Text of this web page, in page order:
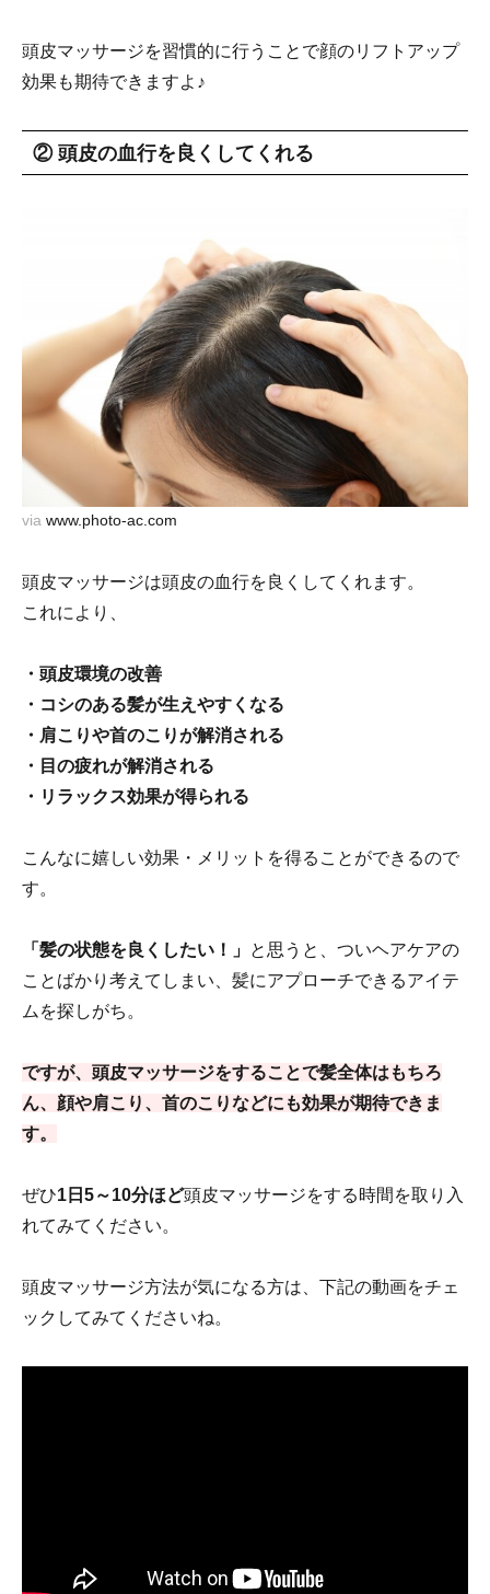
頭皮マッサージを習慣的に行うことで顔のリフトアップ
効果も期待できますよ♪
② 頭皮の血行を良くしてくれる
via www.photo-ac.com
頭皮マッサージは頭皮の血行を良くしてくれます。
これにより、
・頭皮環境の改善
・コシのある髪が生えやすくなる
・肩こりや首のこりが解消される
・目の疲れが解消される
・リラックス効果が得られる
こんなに嬉しい効果・メリットを得ることができるので
す。
「髪の状態を良くしたい！」 と思うと、ついヘアケアの
ことばかり考えてしまい、髪にアプローチできるアイテ
ムを探しがち。
ですが、頭皮マッサージをすることで髪全体はもちろ
ん、顔や肩こり、首のこりなどにも効果が期待できま
す。
ぜひ1日5～10分ほど頭皮マッサージをする時間を取り入
れてみてください。
頭皮マッサージ方法が気になる方は、下記の動画をチェ
ックしてみてくださいね。